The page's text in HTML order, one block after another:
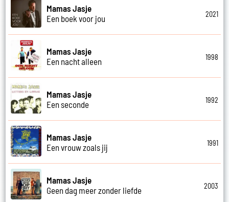
Mamas Jasje
Een boek voor jou
2021
Mamas Jasje
Een nacht alleen
1998
Mamas Jasje
Een seconde
1992
Mamas Jasje
Een vrouw zoals jij
1991
Mamas Jasje
Geen dag meer zonder liefde
2003